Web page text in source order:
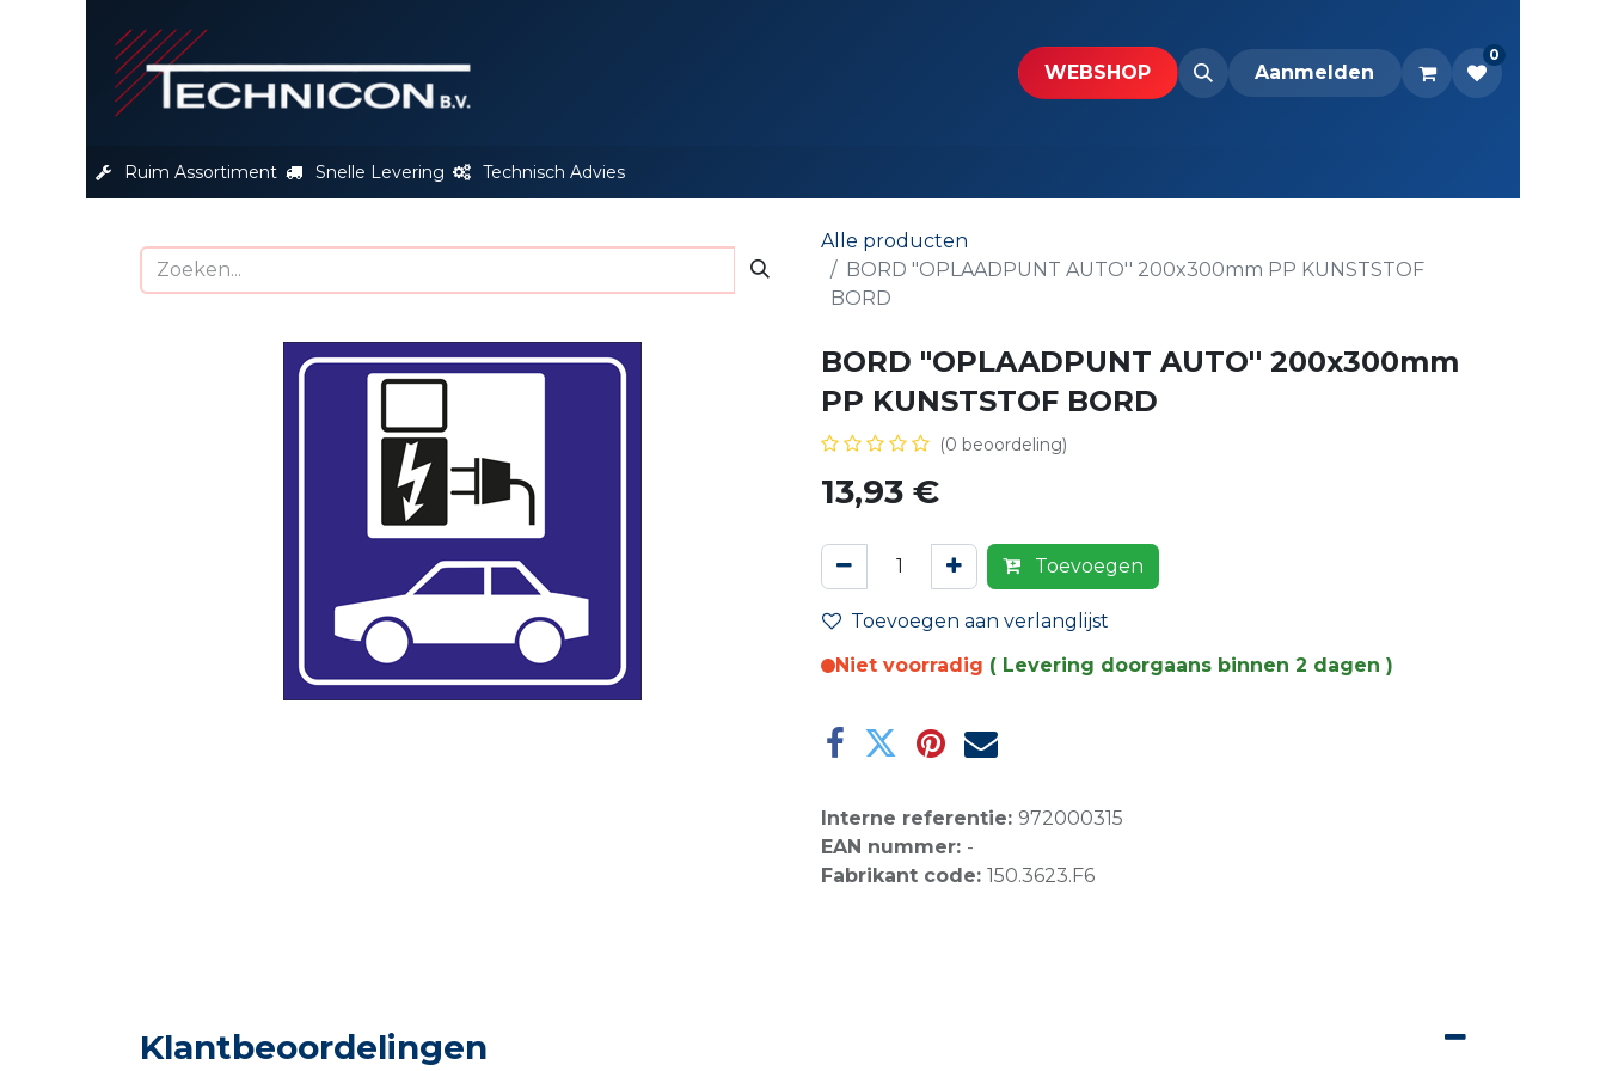
Contact Downloads
WEBS​H​​OP​​ Aanmelden
0
Ruim Assortiment Snelle Levering Technisch Advies
Alle producten
BORD "OPLAADPUNT AUTO'' 200x300mm PP KUNSTSTOF
BORD
BORD "OPLAADPUNT AUTO'' 200x300mm
PP KUNSTSTOF BORD
(0 beoordeling)
13,93 €
Toevoegen
Toevoegen aan verlanglijst
Niet voorradig ( Levering doorgaans binnen 2 dagen )
Interne referentie: 972000315
EAN nummer: -
Fabrikant code: 150.3623.F6
Klantbeoordelingen